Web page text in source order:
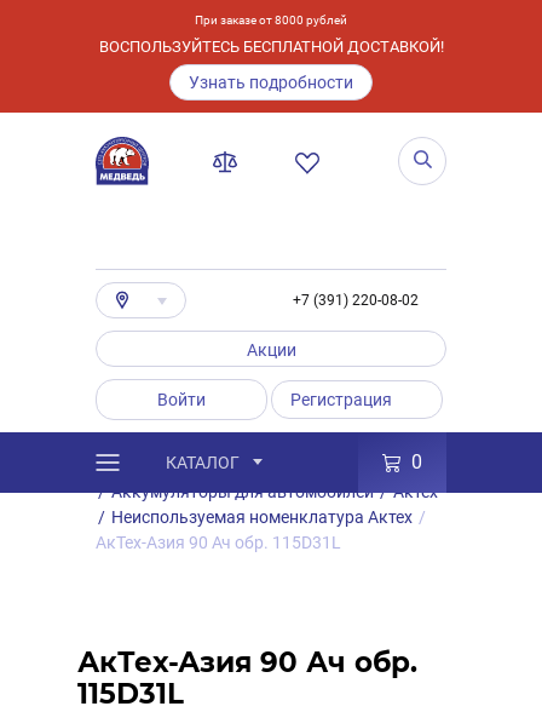
При заказе от 8000 рублей
ВОСПОЛЬЗУЙТЕСЬ БЕСПЛАТНОЙ ДОСТАВКОЙ!
Узнать подробности
+7 (391) 220-08-02
Акции
Войти Регистрация
КАТАЛОГ 0
Каталог / Товары
Аккумуляторы
/ Аккумуляторы для автомобилей / Актех
/ Неиспользуемая номенклатура Актех /
АкТех-Азия 90 Ач обр. 115D31L
АкТех-Азия 90 Ач обр.
115D31L